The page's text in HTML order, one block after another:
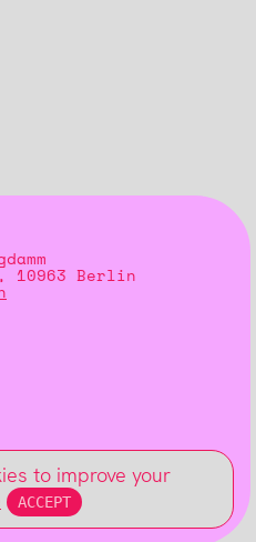
10963 Berlin
Studio
to improve your
ACCEPT